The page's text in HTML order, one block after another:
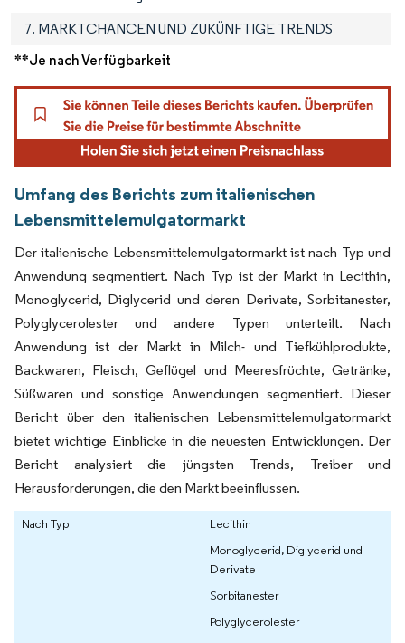
7. MARKTCHANCEN UND ZUKÜNFTIGE TRENDS
**Je nach Verfügbarkeit
Umfang des Berichts zum italienischen
Lebensmittelemulgatormarkt
Der italienische Lebensmittelemulgatormarkt ist nach Typ und
Anwendung segmentiert. Nach Typ ist der Markt in Lecithin,
Monoglycerid, Diglycerid und deren Derivate, Sorbitanester,
Polyglycerolester und andere Typen unterteilt. Nach
Anwendung ist der Markt in Milch- und Tiefkühlprodukte,
Backwaren, Fleisch, Geflügel und Meeresfrüchte, Getränke,
Süßwaren und sonstige Anwendungen segmentiert. Dieser
Bericht über den italienischen Lebensmittelemulgatormarkt
bietet wichtige Einblicke in die neuesten Entwicklungen. Der
Bericht analysiert die jüngsten Trends, Treiber und
Herausforderungen, die den Markt beeinflussen.
Nach Typ
Lecithin
Monoglycerid, Diglycerid und
Derivate
Sorbitanester
Polyglycerolester